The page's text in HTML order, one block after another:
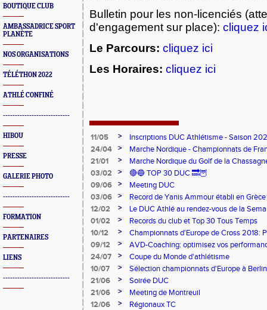
BOUTIQUE CLUB
AMBASSADRICE SPORT
PLANÈTE
NOS ORGANISATIONS
TÉLÉTHON 2022
ATHLÉ CONFINÉ
----------------------------
HIBOU
PRESSE
GALERIE PHOTO
----------------------------
FORMATION
PARTENAIRES
LIENS
----------------------------
Bulletin pour les non-licenciés
d'engagement sur place): cliquez
Le Parcours: cliquez ici
Les Horaires: cliquez ici
11/05 >
Inscriptions DUC Athlétisme - Saison
24/04
>
Marche Nordique - Championnats de
21/01
>
Marche Nordique du Golf de la
03/02
>
🔴🔵 TOP 30 DUC 🔜🦉
09/06
>
Meeting DUC
03/06
>
Record de Yanis Ammour établi en Grèce
12/02
>
Le DUC Athlé au rendez-vous de la
Paralympique et du dispositif pilote "Jeux
01/02 >
Records du club et Top 30 Tous Temps
10/12
>
Championnats d'Europe de Cross 2018:
Argent
09/12 >
AVD-Coaching: optimisez vos
mentale!
24/07 >
Coupe du Monde d'athlétisme
10/07
>
Sélection championnats d'Europe à Berlin
21/06
>
Soirée DUC
21/06
>
Meeting de Montreuil
12/06
>
Régionaux TC